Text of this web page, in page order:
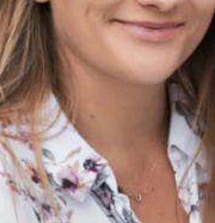
specjalistów,
łączą
do Twojego